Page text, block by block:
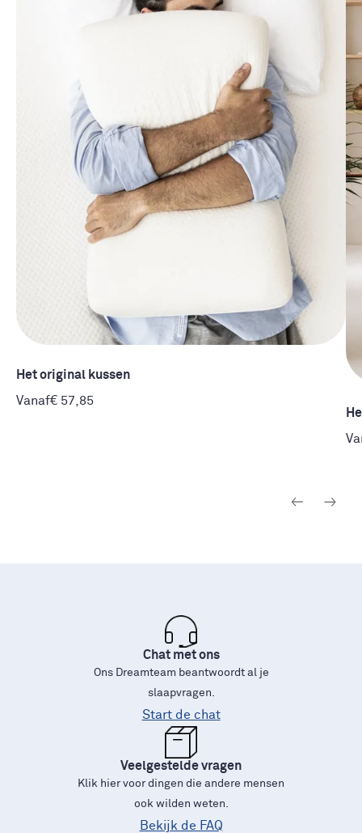
Het original kussen
Vanaf€ 57,85
Chat met ons
Ons Dreamteam beantwoordt al je
slaapvragen.
Start de chat
Veelgestelde vragen
Klik hier voor dingen die andere mensen
ook wilden weten.
Bekijk de FAQ